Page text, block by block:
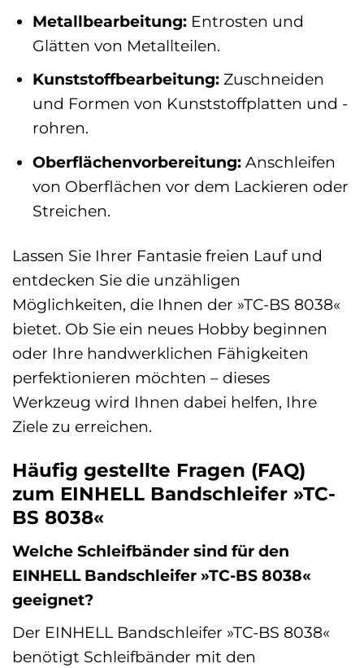
Metallbearbeitung:Entrosten und
Glätten von Metallteilen.
Kunststoffbearbeitung:Zuschneiden
und Formen von Kunststoffplatten und -
rohren.
Oberflächenvorbereitung:Anschleifen
von Oberflächen vor dem Lackieren oder
Streichen.
Lassen Sie Ihrer Fantasie freien Lauf und
entdecken Sie die unzähligen
Möglichkeiten, die Ihnen der »TC-BS 8038«
bietet. Ob Sie ein neues Hobby beginnen
oder Ihre handwerklichen Fähigkeiten
perfektionieren möchten – dieses
Werkzeug wird Ihnen dabei helfen, Ihre
Ziele zu erreichen.
Häufig gestellte Fragen (FAQ)
zum EINHELL Bandschleifer »TC-
BS 8038«
Welche Schleifbänder sind für den
EINHELL Bandschleifer »TC-BS 8038«
geeignet?
Der EINHELL Bandschleifer »TC-BS 8038«
benötigt Schleifbänder mit den